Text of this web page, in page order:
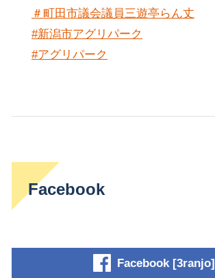
＃町田市議会議員三遊亭らん丈
#新潟市アグリパーク
#アグリパーク
Facebook
Facebook [3ranjo]